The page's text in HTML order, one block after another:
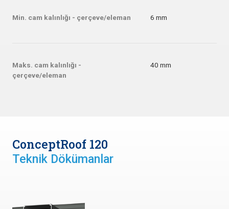
Min. cam kalınlığı - çerçeve/eleman 6 mm
Maks. cam kalınlığı -
çerçeve/eleman
40 mm
ConceptRoof 120
Teknik Dökümanlar